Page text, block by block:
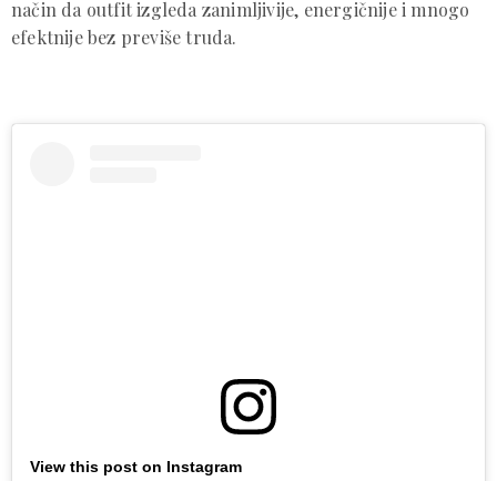
način da outfit izgleda zanimljivije, energičnije i mnogo
efektnije bez previše truda.
View this post on Instagram